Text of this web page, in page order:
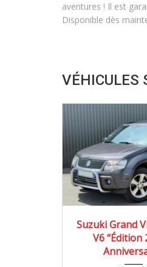
aventures ! Il est
Disponible dès
VÉHICULES
2009
Suzuki Grand
V6 “Édition